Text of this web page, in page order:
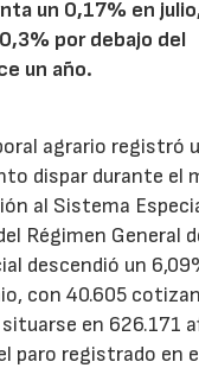
un 0,17% en
por debajo del
un año.
agrario registró
dispar durante el
al Sistema
Régimen General
descendió un
con 40.605
en 626.171
paro registrado en